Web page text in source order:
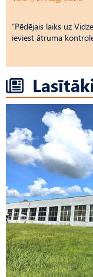
“Pēdējais laiks uz
ieviest ātruma